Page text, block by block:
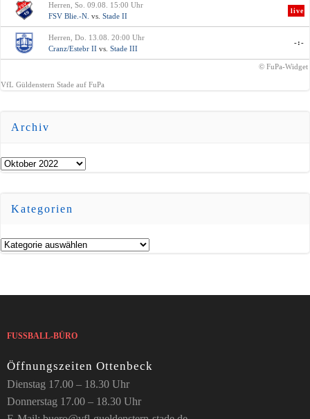
Herren, So. 09.08. 15:00 Uhr
FSV Blie.-N. vs. Stade II
live
Herren, Do. 13.08. 20:00 Uhr
Cranz/Estebr II vs. Stade III
-:-
© FuPa-Widget
VfL Güldenstern Stade auf FuPa
Archiv
Archiv
Kategorien
Kategorien
FUSSBALL-BÜRO
Öffnungszeiten Ottenbeck
Dienstag 17.00 – 18.30 Uhr
Donnerstag 17.00 – 18.30 Uhr